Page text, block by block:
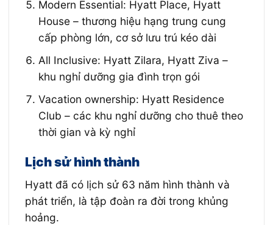
Modern Essential: Hyatt Place, Hyatt
House – thương hiệu hạng trung cung
cấp phòng lớn, cơ sở lưu trú kéo dài
All Inclusive: Hyatt Zilara, Hyatt Ziva –
khu nghỉ dưỡng gia đình trọn gói
Vacation ownership: Hyatt Residence
Club – các khu nghỉ dưỡng cho thuê theo
thời gian và kỳ nghỉ
Lịch sử hình thành
Hyatt đã có lịch sử 63 năm hình thành và
phát triển, là tập đoàn ra đời trong khủng
hoảng.